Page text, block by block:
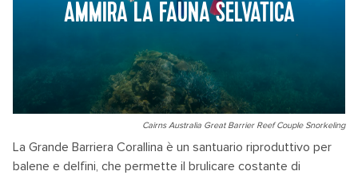
AMMIRA LA FAUNA SELVATICA
Cairns Australia Great Barrier Reef Couple Snorkeling
La Grande Barriera Corallina è un santuario riproduttivo per
balene e delfini, che permette il brulicare costante di